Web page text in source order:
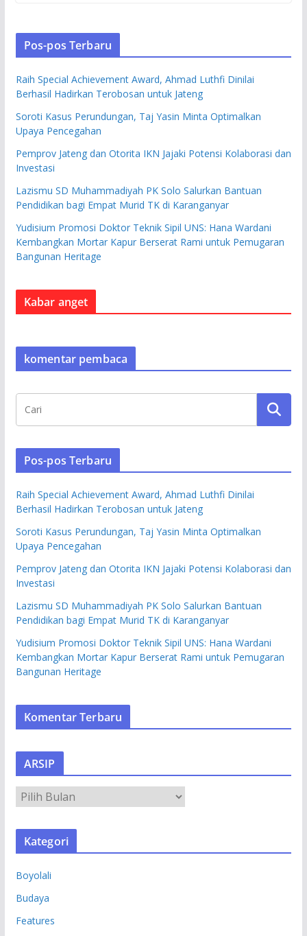
Pos-pos Terbaru
Raih Special Achievement Award, Ahmad Luthfi Dinilai
Berhasil Hadirkan Terobosan untuk Jateng
Soroti Kasus Perundungan, Taj Yasin Minta Optimalkan
Upaya Pencegahan
Pemprov Jateng dan Otorita IKN Jajaki Potensi Kolaborasi dan
Investasi
Lazismu SD Muhammadiyah PK Solo Salurkan Bantuan
Pendidikan bagi Empat Murid TK di Karanganyar
Yudisium Promosi Doktor Teknik Sipil UNS: Hana Wardani
Kembangkan Mortar Kapur Berserat Rami untuk Pemugaran
Bangunan Heritage
Kabar anget
komentar pembaca
Pos-pos Terbaru
Raih Special Achievement Award, Ahmad Luthfi Dinilai
Berhasil Hadirkan Terobosan untuk Jateng
Soroti Kasus Perundungan, Taj Yasin Minta Optimalkan
Upaya Pencegahan
Pemprov Jateng dan Otorita IKN Jajaki Potensi Kolaborasi dan
Investasi
Lazismu SD Muhammadiyah PK Solo Salurkan Bantuan
Pendidikan bagi Empat Murid TK di Karanganyar
Yudisium Promosi Doktor Teknik Sipil UNS: Hana Wardani
Kembangkan Mortar Kapur Berserat Rami untuk Pemugaran
Bangunan Heritage
Komentar Terbaru
ARSIP
R
S
Kategori
Boyolali
Budaya
Features